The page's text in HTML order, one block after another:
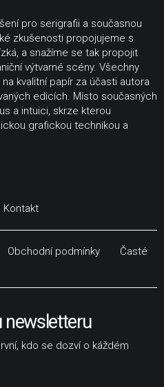
pro serigrafii a současnou
zkušenosti propojujeme s
a snažíme se tak propojit
výtvarné scény. Všechny
kvalitní papír za účasti autora
edicích. Místo současných
a intuici, skrze kterou
grafickou technikou a
Kontakt
Obchodní podmínky
Časté
newsletteru
kdo se dozví o káždém